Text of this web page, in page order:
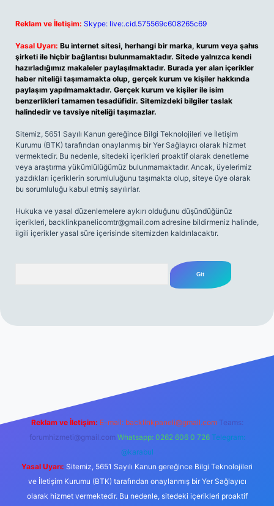
Reklam ve İletişim: Skype: live:.cid.575569c608265c69
Yasal Uyarı: Bu internet sitesi, herhangi bir marka, kurum veya şahıs
şirketi ile hiçbir bağlantısı bulunmamaktadır. Sitede yalnızca kendi
hazırladığımız makaleler paylaşılmaktadır. Burada yer alan içerikler
haber niteliği taşımamakta olup, gerçek kurum ve kişiler hakkında
paylaşım yapılmamaktadır. Gerçek kurum ve kişiler ile isim
benzerlikleri tamamen tesadüfidir. Sitemizdeki bilgiler taslak
halindedir ve tavsiye niteliği taşımazlar.
Sitemiz, 5651 Sayılı Kanun gereğince Bilgi Teknolojileri ve İletişim
Kurumu (BTK) tarafından onaylanmış bir Yer Sağlayıcı olarak hizmet
vermektedir. Bu nedenle, sitedeki içerikleri proaktif olarak denetleme
veya araştırma yükümlülüğümüz bulunmamaktadır. Ancak, üyelerimiz
yazdıkları içeriklerin sorumluluğunu taşımakta olup, siteye üye olarak
bu sorumluluğu kabul etmiş sayılırlar.
Hukuka ve yasal düzenlemelere aykırı olduğunu düşündüğünüz
içerikleri, backlinkpanelicomtr@gmail.com adresine bildirmeniz halinde,
ilgili içerikler yasal süre içerisinde sitemizden kaldırılacaktır.
Reklam ve İletişim: E-mail: backlinkpaneli@gmail.com Teams:
forumhizmeti@gmail.com Whatsapp: 0262 606 0 726 Telegram:
@karabul
Yasal Uyarı: Sitemiz, 5651 Sayılı Kanun gereğince Bilgi Teknolojileri
ve İletişim Kurumu (BTK) tarafından onaylanmış bir Yer Sağlayıcı
olarak hizmet vermektedir. Bu nedenle, sitedeki içerikleri proaktif